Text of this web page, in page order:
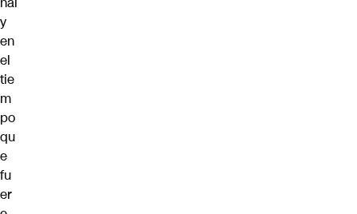
y
en
el
tie
m
po
qu
e
fu
er